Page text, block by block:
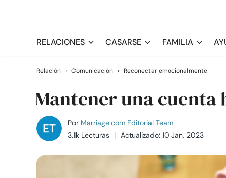
RELACIONES CASARSE FAMILIA
Relación › Comunicación › Reconectar emocionalmente
Mantener una cuenta
Por Marriage.com Editorial Team
3.1k Lecturas
Actualizado: 10 Jan, 2023